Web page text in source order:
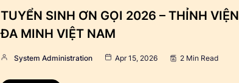
TUYỂN SINH ƠN GỌI 2026 – THỈNH VIỆN
ĐA MINH VIỆT NAM
System Administration Apr 15, 2026 2 Min Read